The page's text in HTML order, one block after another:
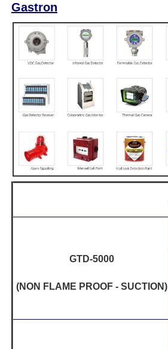
Gastron
GTD-5000
(NON FLAME PROOF - SUCTION)